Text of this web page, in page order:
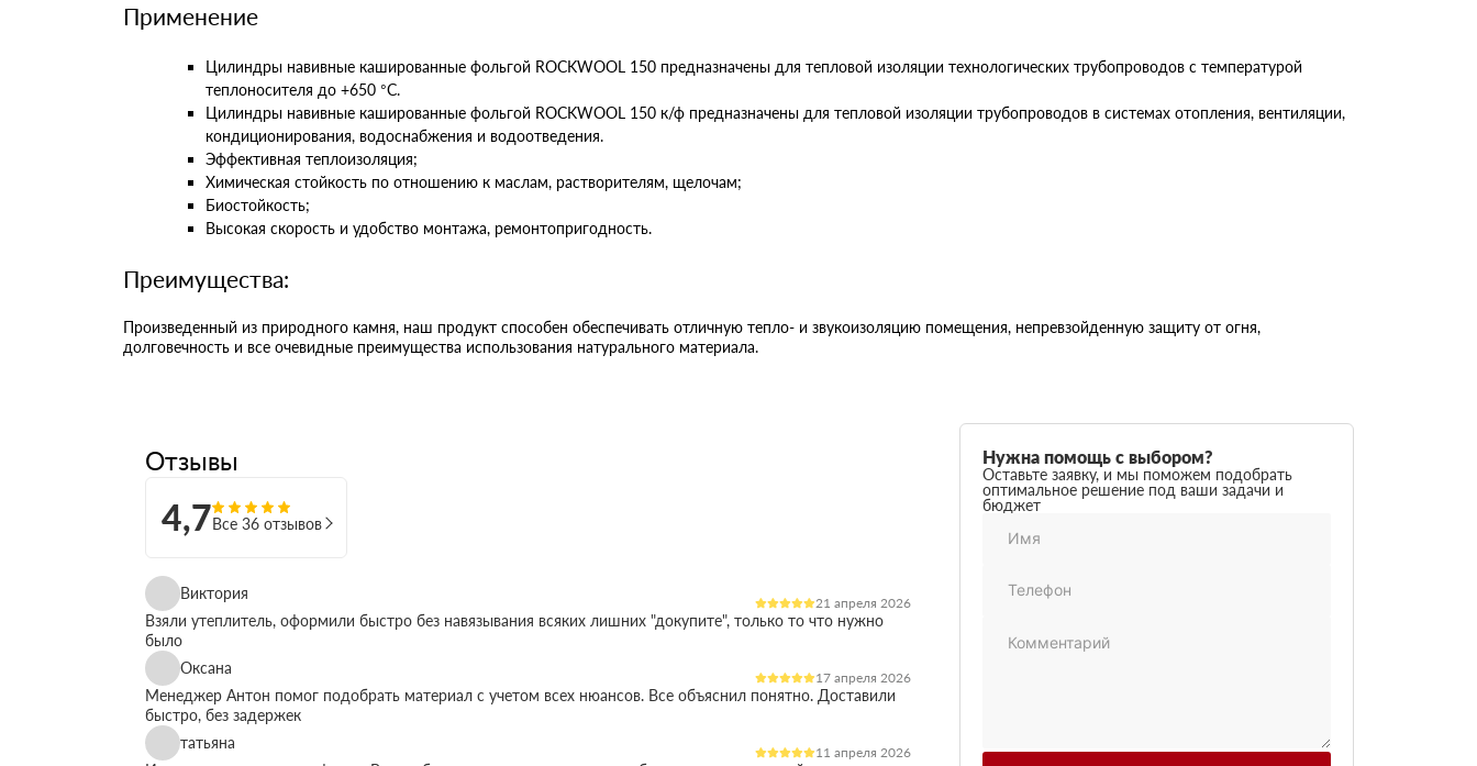
Применение
Цилиндры навивные кашированные фольгой ROCKWOOL 150 предназначены для тепловой изоляции технологических трубопроводов с температурой
теплоносителя до +650 °С.
Цилиндры навивные кашированные фольгой ROCKWOOL 150 к/ф предназначены для тепловой изоляции трубопроводов в системах отопления, вентиляции,
кондиционирования, водоснабжения и водоотведения.
Эффективная теплоизоляция;
Химическая стойкость по отношению к маслам, растворителям, щелочам;
Биостойкость;
Высокая скорость и удобство монтажа, ремонтопригодность.
Преимущества:
Произведенный из природного камня, наш продукт способен обеспечивать отличную тепло- и звукоизоляцию помещения, непревзойденную защиту от огня,
долговечность и все очевидные преимущества использования натурального материала.
Отзывы
4,7Все 36 отзывов
Виктория
21 апреля 2026
Взяли утеплитель, оформили быстро без навязывания всяких лишних "докупите", только то что нужно
было
Оксана
17 апреля 2026
Менеджер Антон помог подобрать материал с учетом всех нюансов. Все объяснил понятно. Доставили
быстро, без задержек
татьяна
11 апреля 2026
Нужна помощь с выбором?
Оставьте заявку, и мы поможем подобрать
оптимальное решение под ваши задачи и
бюджет